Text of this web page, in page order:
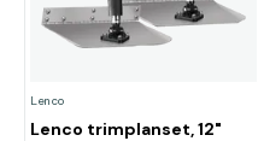
Lenco
Lenco trimplanset, 12"